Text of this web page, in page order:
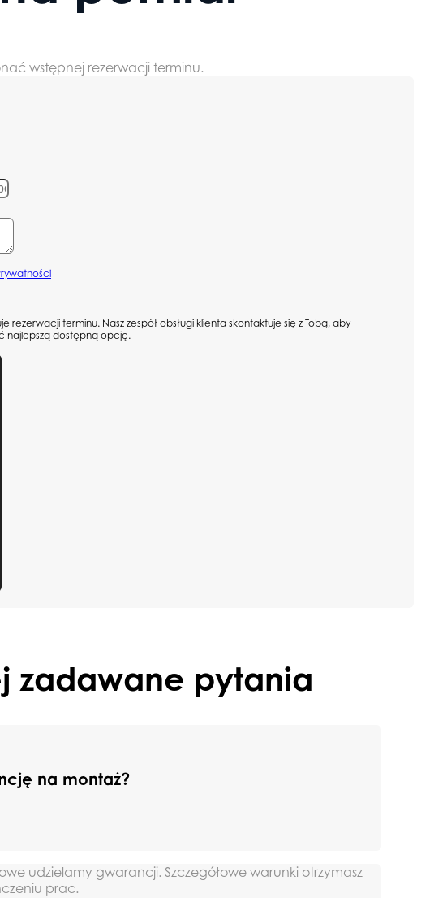
Drzwi wewnętrzneDrzwi zewnętrzne
wstępnej rezerwacji terminu.
rezerwacji terminu. Nasz zespół obsługi klienta skontaktuje się z Tobą, aby
najlepszą dostępną opcję.
zadawane pytania
na montaż?
udzielamy gwarancji. Szczegółowe warunki otrzymasz
prac.